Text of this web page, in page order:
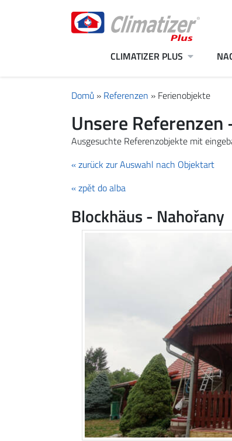
CLIMATIZER PLUS
Domů » Referenzen » Ferienobjekte
Unsere
Ausgesuchte Referenzobjekte mit
« zurück zur Auswahl nach Objektart
« zpět do alba
Blockhäus - Nahořany